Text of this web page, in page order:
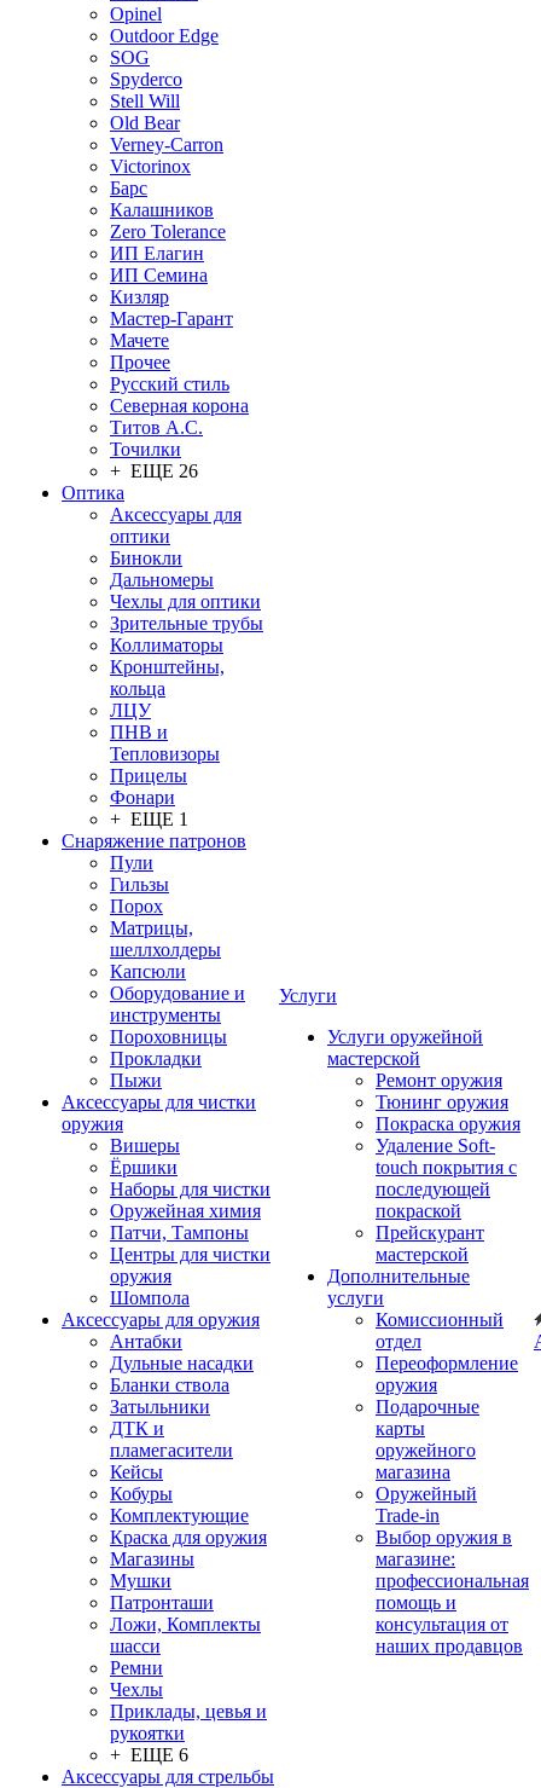
Opinel
Outdoor Edge
SOG
Spyderco
Stell Will
Old Bear
Verney-Carron
Victorinox
Барс
Калашников
Zero Tolerance
ИП Елагин
ИП Семина
Кизляр
Мастер-Гарант
Мачете
Прочее
Русский стиль
Северная корона
Титов А.С.
Точилки
+ ЕЩЕ 26
Оптика
Аксессуары для
оптики
Бинокли
Дальномеры
Чехлы для оптики
Зрительные трубы
Коллиматоры
Кронштейны,
кольца
ЛЦУ
ПНВ и
Тепловизоры
Прицелы
Фонари
+ ЕЩЕ 1
Снаряжение патронов
Пули
Гильзы
Порох
Матрицы,
шеллхолдеры
Капсюли
Оборудование и
инструменты
Пороховницы
Прокладки
Пыжи
Аксессуары для чистки
оружия
Вишеры
Ёршики
Наборы для чистки
Оружейная химия
Патчи, Тампоны
Центры для чистки
оружия
Шомпола
Аксессуары для оружия
Антабки
Дульные насадки
Бланки ствола
Затыльники
ДТК и
пламегасители
Кейсы
Кобуры
Комплектующие
Краска для оружия
Магазины
Мушки
Патронташи
Ложи, Комплекты
шасси
Ремни
Чехлы
Приклады, цевья и
рукоятки
+ ЕЩЕ 6
Аксессуары для стрельбы
Услуги
Услуги оружейной
мастерской
Ремонт оружия
Тюнинг оружия
Покраска оружия
Удаление Soft-
touch покрытия с
последующей
покраской
Прейскурант
мастерской
Дополнительные
услуги
Комиссионный
отдел
Переоформление
оружия
Подарочные
карты
оружейного
магазина
Оружейный
Trade-in
Выбор оружия в
магазине:
профессиональная
помощь и
консультация от
наших продавцов